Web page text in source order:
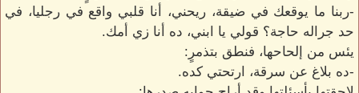
-ربنا ما يوقعك في ضيقة، ريحني، أنا قلبي واقع في رجليا، في
حد جراله حاجة؟ قولي يا ابني، ده أنا زي أمك.
يئس من إلحاحها، فنطق بتذمرٍ:
-ده بلاغ عن سرقة، ارتحتي كده.